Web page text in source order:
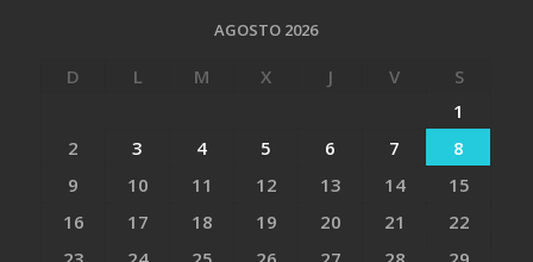
AGOSTO 2026
D L M X J V
S
1
2
3 4 5 6 7
8
9
10 11 12 13 14
15
16
17 18 19 20 21
22